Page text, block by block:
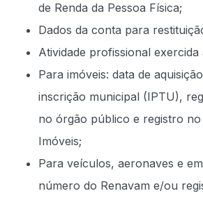
de Renda da Pessoa Física;
Dados da conta para
Atividade profissional exercida
Para imóveis: data de
inscrição municipal (IPTU),
no órgão público e registro
Imóveis;
Para veículos, aeronaves e
número do Renavam e/ou